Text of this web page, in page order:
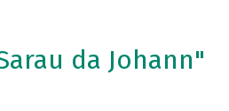
da Johann"